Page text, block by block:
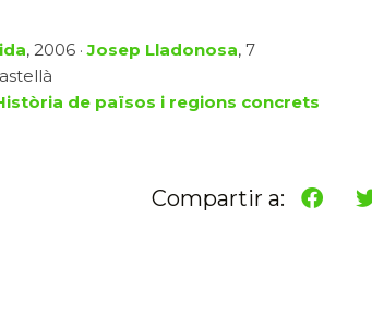
, 2006 ·Josep Lladonosa, 7
de països i regions concrets
Compartir a: